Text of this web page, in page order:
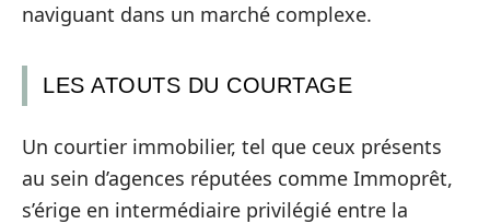
naviguant dans un marché complexe.
LES ATOUTS DU COURTAGE
Un courtier immobilier, tel que ceux présents
au sein d’agences réputées comme Immoprêt,
s’érige en intermédiaire privilégié entre la